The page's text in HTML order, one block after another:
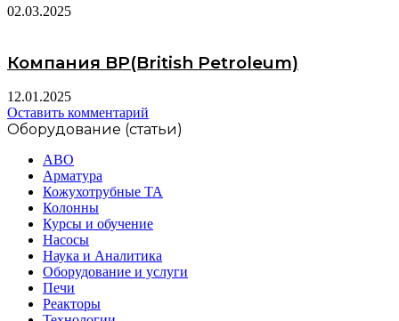
02.03.2025
Компания BP(British Petroleum)
12.01.2025
Оставить комментарий
Оборудование (статьи)
АВО
Арматура
Кожухотрубные ТА
Колонны
Курсы и обучение
Насосы
Наука и Аналитика
Оборудование и услуги
Печи
Реакторы